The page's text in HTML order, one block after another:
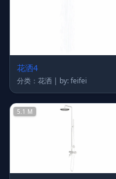
花洒4
分类：花洒 | by: feifei
5.1 M